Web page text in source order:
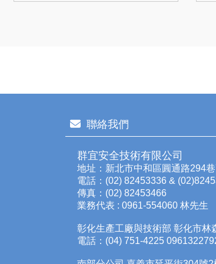
聯絡我們
群宜安全技術有限公司
地址：新北市中和區圓通路294
電話：(02) 82453336 &
傳真：(02) 82453466
業務代表 : 0961-554060 林先生
彰化生產工廠與技術部 彰化市林
電話：(04) 751-4225